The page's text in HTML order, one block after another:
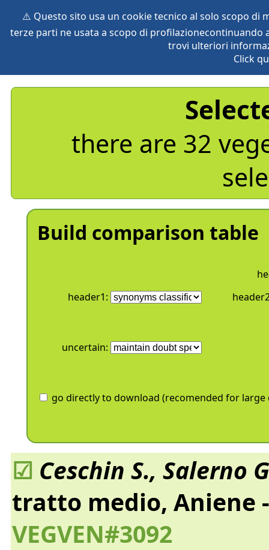
⚠️ Questo sito usa un cookie tecnico al solo scopo di
terze parti ne usata a scopo di
trovi ulteriori
Click
vegetation global db
there are 32
Build comparison table
header1:
uncertain:
go directly to download (recomended for large
☑ Ceschin S., Salerno
tratto medio, Aniene
VEGVEN#3092